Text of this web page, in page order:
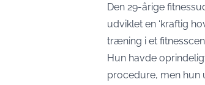
Den 29-årige
udviklet en ‘kraftig
træning i et
Hun havde
procedure, men hun